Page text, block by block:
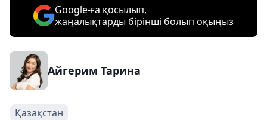
Google-ға қосылып,
жаңалықтарды бірінші болып оқыңыз
Айгерим Тарина
Қазақстан